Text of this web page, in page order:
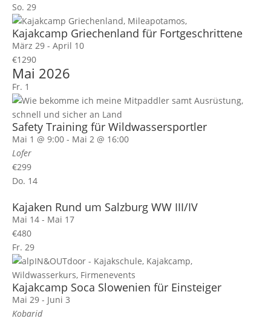
So. 29
Kajakcamp Griechenland für Fortgeschrittene
März 29- April 10
€1290
Mai 2026
Fr. 1
Safety Training für Wildwassersportler
Mai 1 @ 9:00- Mai 2 @ 16:00
Lofer
€299
Do. 14
Kajaken Rund um Salzburg WW III/IV
Mai 14- Mai 17
€480
Fr. 29
Kajakcamp Soca Slowenien für Einsteiger
Mai 29- Juni 3
Kobarid